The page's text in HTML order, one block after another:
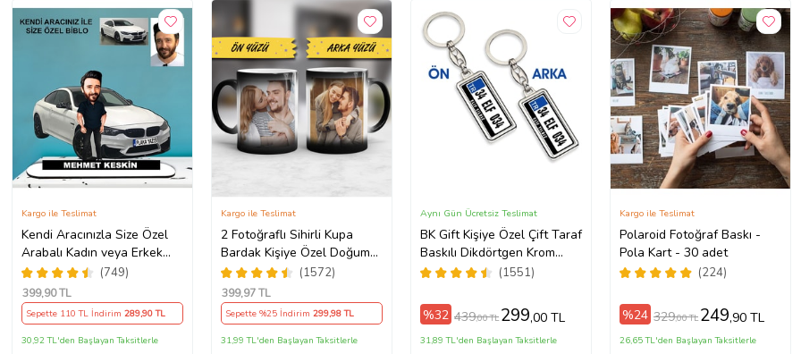
Kendi Aracınızla Size Özel
Arabalı Kadın veya Erkek
Tasarımlı Karikatür Biblo ,
Babalar Günü Hediyesi,
Erkeğe Hediye, Rent A Car
Hediyesi
(749)
Kargo ile Teslimat
399,90 TL
Sepette 110 TL İndirim 289,90 TL
30,92 TL'den Başlayan Taksitlerle
2 Fotoğraflı Sihirli Kupa
Bardak Kişiye Özel Doğum
Günü Hediyesi Sevgiliye
Hediye Anneye Babaya
Ablaya Abiye Kız Erkek
Kardeşe Arkadaşa Resimli
Günü Yıl Dönümü Hediyesi
(1572)
Kargo ile Teslimat
399,97 TL
Sepette %25 İndirim 299,98 TL
31,99 TL'den Başlayan Taksitlerle
BK Gift Kişiye Özel Çift Taraf
Baskılı Dikdörtgen Krom
Plaka Anahtarlık, Babaya
Hediye, Doğum Günü
Hediyesi
(1551)
Aynı Gün Ücretsiz Teslimat
%32 439,00 TL 299,00 TL
31,89 TL'den Başlayan Taksitlerle
Polaroid Fotoğraf Baskı -
Pola Kart - 30 adet
(224)
Kargo ile Teslimat
%24 329,00 TL 249,90 TL
26,65 TL'den Başlayan Taksitlerle